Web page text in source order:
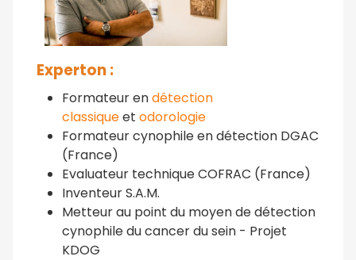
Experton :
Formateur endétection
classiqueet odorologie
Formateur cynophile en détection DGAC
(France)
Evaluateur technique COFRAC (France)
Inventeur S.A.M.
Metteur au point du moyen de détection
cynophile du cancer du sein - Projet
KDOG